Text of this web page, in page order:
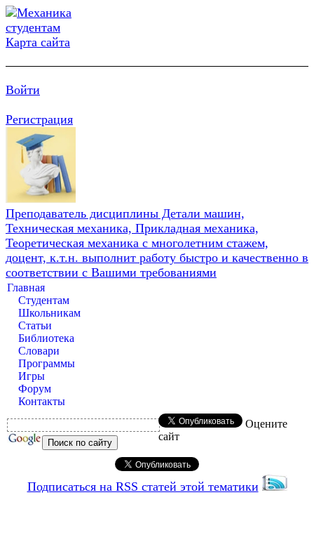
Карта сайта
Войти
Регистрация
Преподаватель дисциплины Детали машин,
Техническая механика, Прикладная механика,
Теоретическая механика с многолетним стажем,
доцент, к.т.н. выполнит работу быстро и качественно в
соответствии с Вашими требованиями
Главная
Студентам
Школьникам
Статьи
Библиотека
Словари
Программы
Игры
Форум
Контакты
Оцените
сайт
Подписаться на RSS статей этой тематики